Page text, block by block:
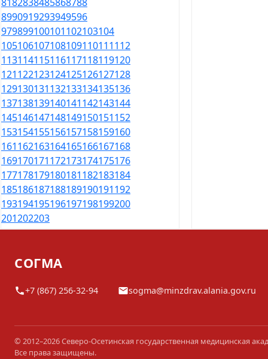
8990919293949596
979899100101102103104
105106107108109110111112
113114115116117118119120
121122123124125126127128
129130131132133134135136
137138139140141142143144
145146147148149150151152
153154155156157158159160
161162163164165166167168
169170171172173174175176
177178179180181182183184
185186187188189190191192
193194195196197198199200
201202203
СОГМА
+7 (867) 256-32-94 sogma@minzdrav.alania.gov.ru
© 2012–2026 Северо-Осетинская государственная медицинская
Все права защищены.